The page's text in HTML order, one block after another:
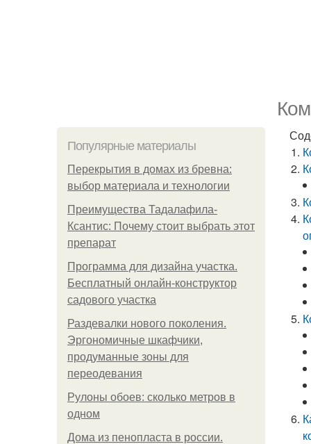
Популярные материалы
Перекрытия в домах из бревна:
выбор материала и технологии
Преимущества Тадалафила-
Ксантис: Почему стоит выбрать этот
препарат
Программа для дизайна участка.
Бесплатный онлайн-конструктор
садового участка
Раздевалки нового поколения.
Эргономичные шкафчики,
продуманные зоны для
переодевания
Рулоны обоев: сколько метров в
одном
Дома из пенопласта в россии.